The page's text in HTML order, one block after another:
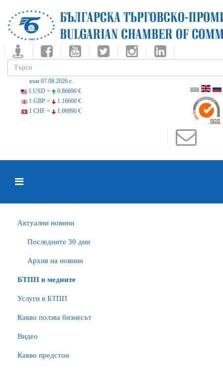
към 07.08.2026 г.
1 USD =
0.86690 €
1 GBP =
1.16600 €
1 CHF =
1.06990 €
Актуални новини
Последните 30 дни
Архив на новини
БTПП в медиите
Услуги в БТПП
Какво ползва бизнесът
Видео
Какво предстои